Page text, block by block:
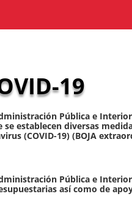
19
Pública e
establecen diversas
(COVID-19) (BOJA
Pública e
así como de